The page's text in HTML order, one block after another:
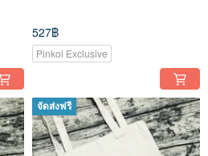
527฿
Pinkoi Exclusive
จัดส่งฟรี